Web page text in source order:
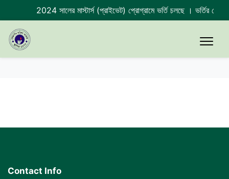
2024 সালের মাস্টার্স (প্রাইভেট) প্রোগ্রামে ভর্তি চলছে । ভর্তির
Contact Info